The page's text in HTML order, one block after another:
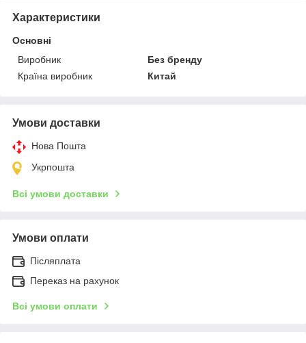
Характеристики
Основні
Виробник
Без бренду
Країна виробник
Китай
Умови доставки
Нова Пошта
Укрпошта
Всі умови доставки
Умови оплати
Післяплата
Переказ на рахунок
Всі умови оплати